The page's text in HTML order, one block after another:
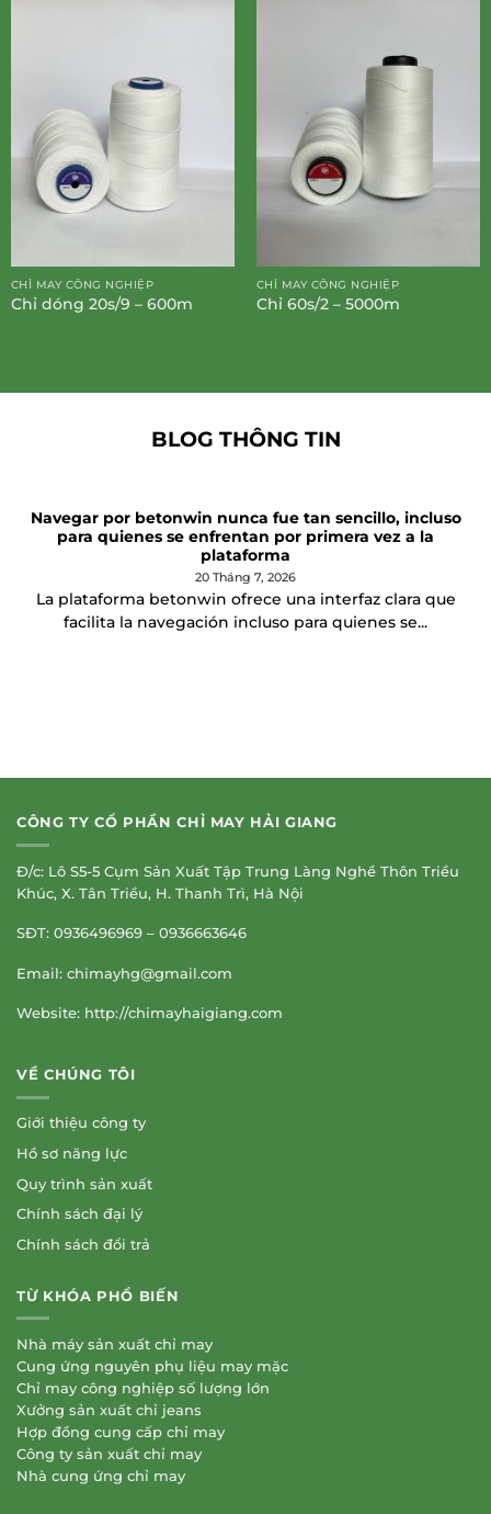
CHỈ MAY CÔNG NGHIỆP
Chỉ dóng 20s/9 – 600m
CHỈ MAY CÔNG NGHIỆP
Chỉ 60s/2 – 5000m
BLOG THÔNG TIN
Navegar por betonwin nunca fue tan sencillo, incluso
para quienes se enfrentan por primera vez a la
plataforma
20 Tháng 7, 2026
La plataforma betonwin ofrece una interfaz clara que
facilita la navegación incluso para quienes se...
CÔNG TY CỔ PHẦN CHỈ MAY HẢI GIANG
Đ/c: Lô S5-5 Cụm Sản Xuất Tập Trung Làng Nghề Thôn Triều
Khúc, X. Tân Triều, H. Thanh Trì, Hà Nội
SĐT: 0936496969 – 0936663646
Email: chimayhg@gmail.com
Website: http://chimayhaigiang.com
VỀ CHÚNG TÔI
Giới thiệu công ty
Hồ sơ năng lực
Quy trình sản xuất
Chính sách đại lý
Chính sách đổi trả
TỪ KHÓA PHỔ BIẾN
Nhà máy sản xuất chỉ may
Cung ứng nguyên phụ liệu may mặc
Chỉ may công nghiệp số lượng lớn
Xưởng sản xuất chỉ jeans
Hợp đồng cung cấp chỉ may
Công ty sản xuất chỉ may
Nhà cung ứng chỉ may